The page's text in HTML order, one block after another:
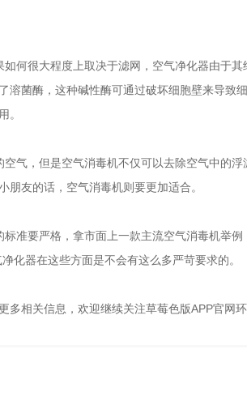
如何很大程度上取决于滤网，空气净化器由于其
酶，这种碱性酶可通过破坏细胞壁来导致细
。
，但是空气消毒机不仅可以去除空气中的浮游
的话，空气消毒机则要更加适合。
标准要严格，拿市面上一款主流空气消毒机举例
化器在这些方面是不会有这么多严苛要求的。
信息，欢迎继续关注草莓色版APP官网环保